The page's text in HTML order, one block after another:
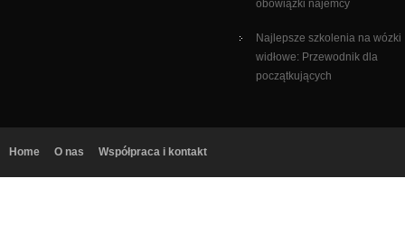
obowiązki najemcy
Najlepsze szkolenia na wózki
widłowe: Przewodnik dla
początkujących
Home O nas Współpraca i kontakt